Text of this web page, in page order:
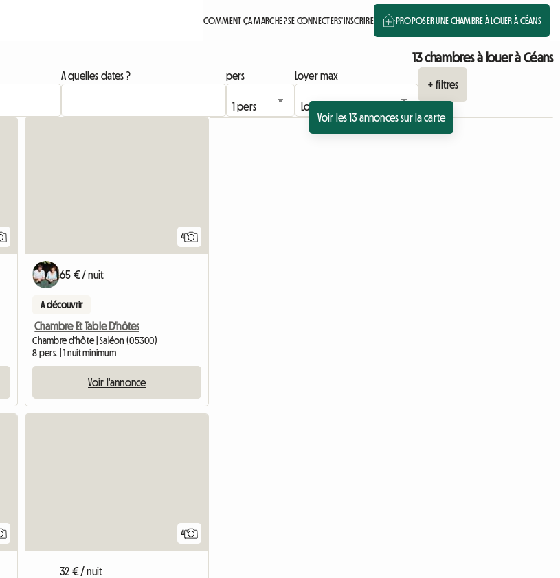
COMMENT ÇA MARCHE ?SE CONNECTERS'INSCRIRE PROPOSER UNE CHAMBRE À LOUER À CÉANS
13 chambres à louer à Céans
A quelles dates ? pers
Loyer max
+ filtres
Voir les 13 annonces sur la carte
4
65 € / nuit
A découvrir
Chambre Et Table D'hôtes
Chambre d'hôte | Saléon (05300)
8 pers. | 1 nuit minimum
Voir l'annonce
4
32 € / nuit